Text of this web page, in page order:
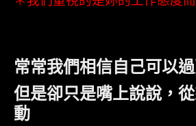
常常我們相信自己可以
但是卻只是嘴上說說，
動